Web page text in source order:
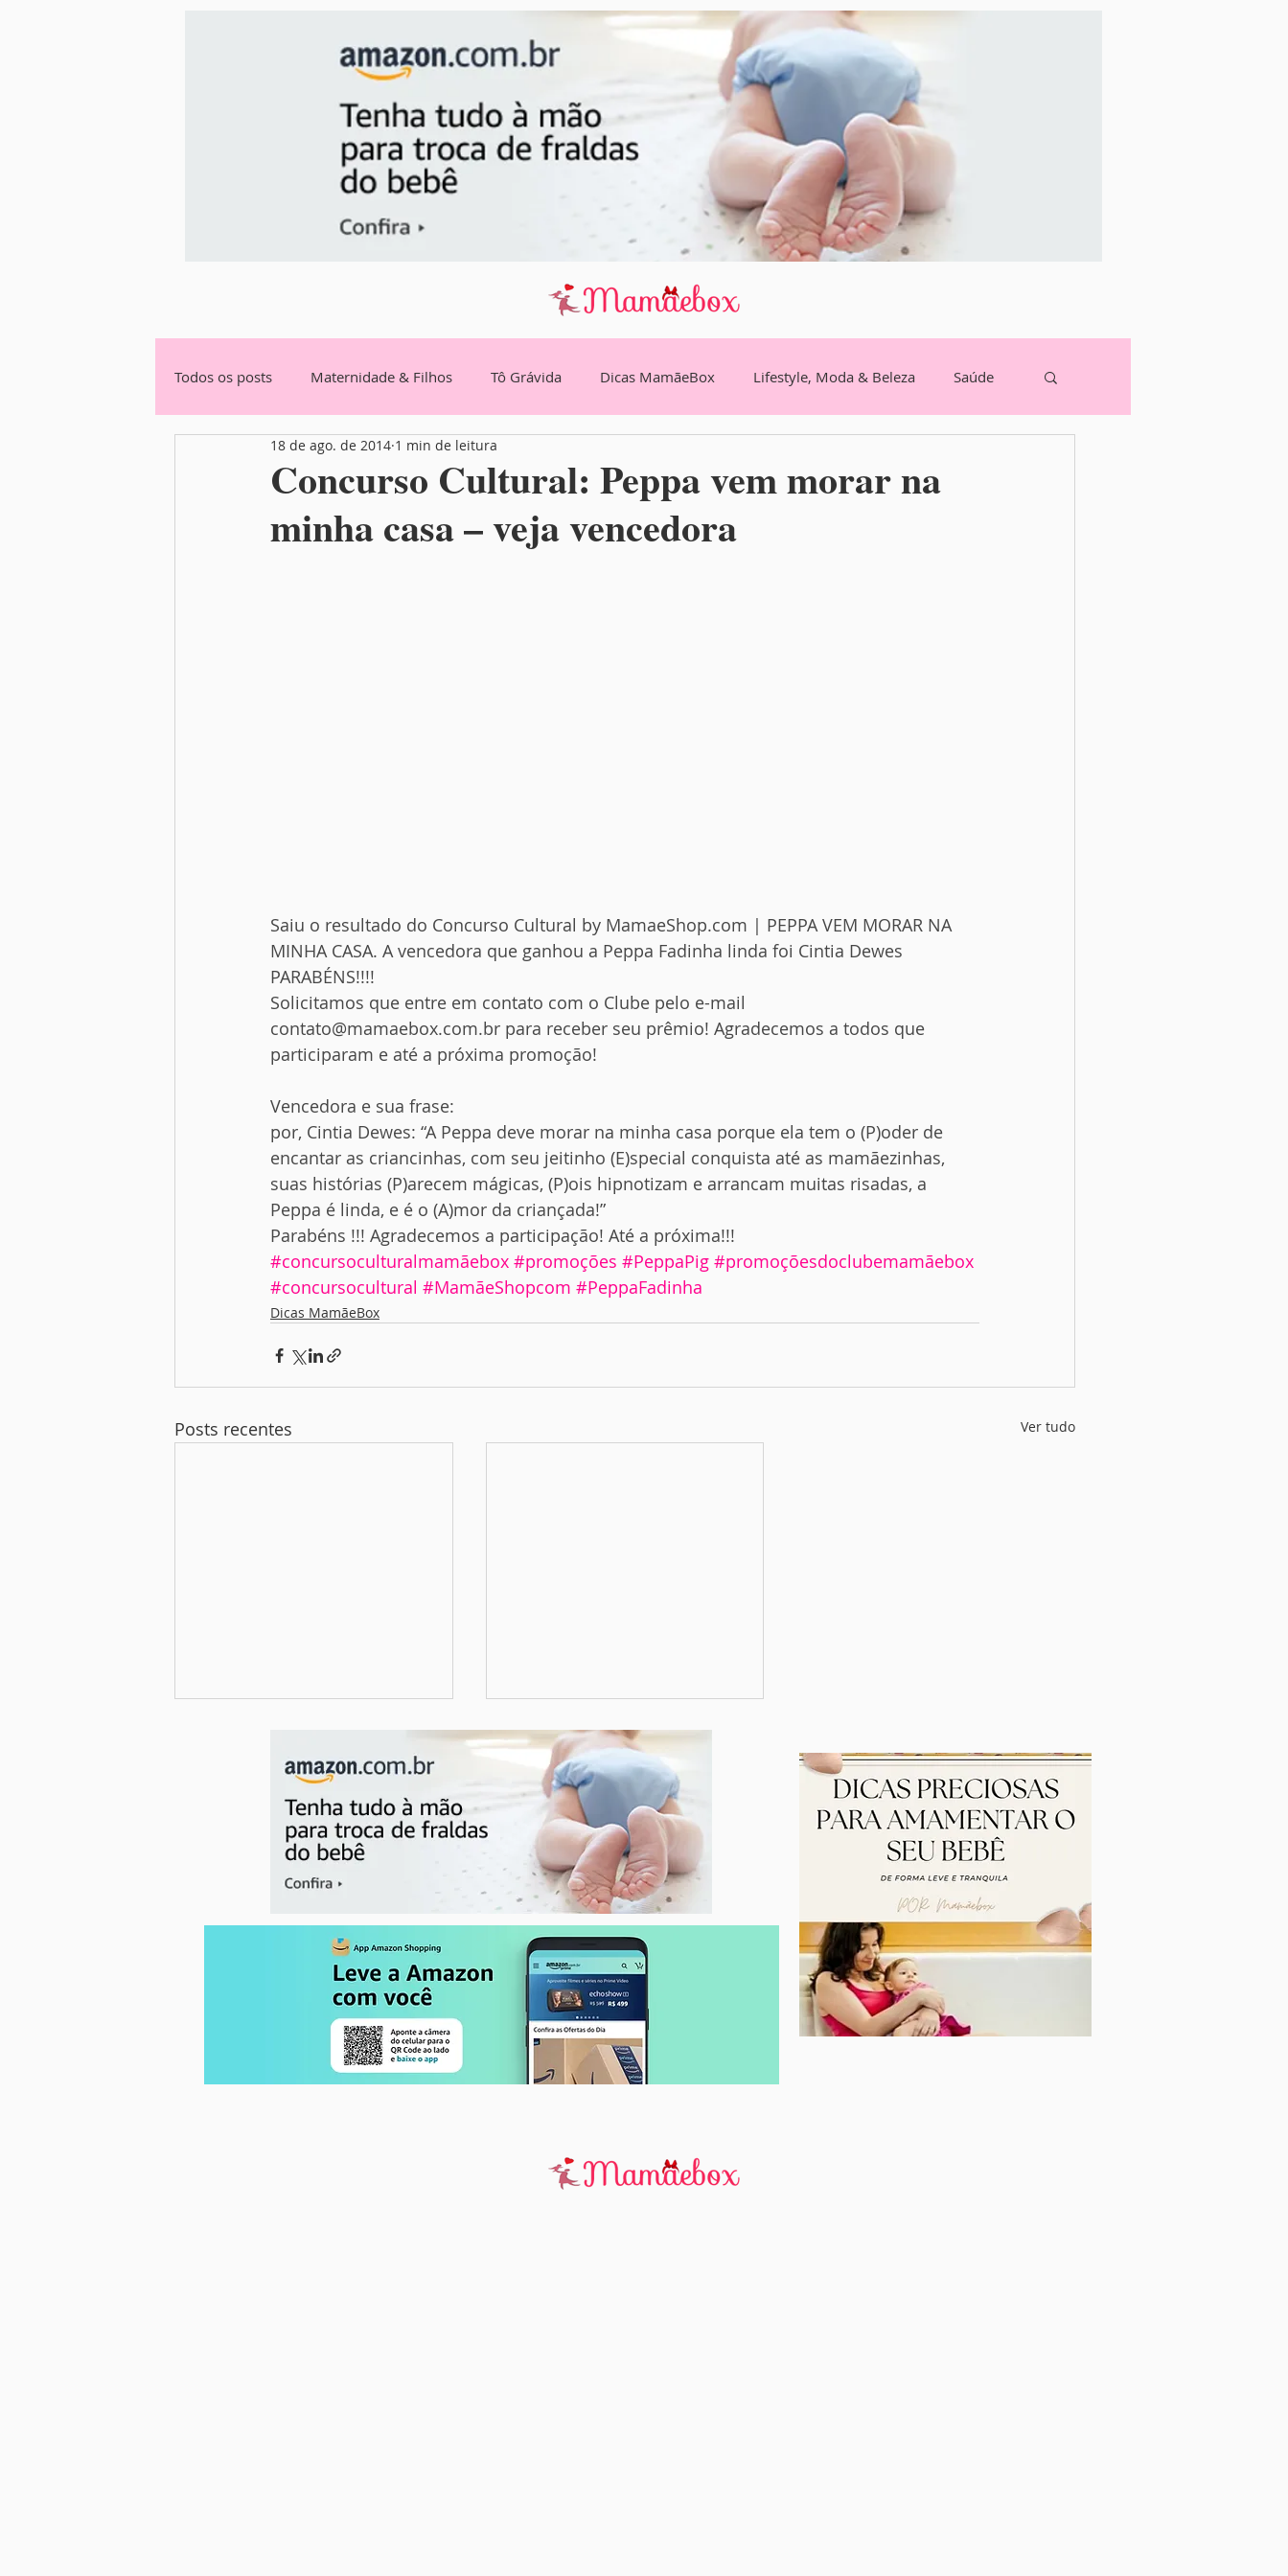
Todos os posts Maternidade & Filhos Tô Grávida Dicas MamãeBox Lifestyle, Moda & Beleza Saúde
Festas MamãeBox Entrevista
Concurso Cultural: Peppa vem morar na
minha casa – veja vencedora
18 de ago. de 2014 1 min de leitura
Saiu o resultado do Concurso Cultural by MamaeShop.com | PEPPA VEM MORAR NA
MINHA CASA. A vencedora que ganhou a Peppa Fadinha linda foi Cintia Dewes
PARABÉNS!!!!
Solicitamos que entre em contato com o Clube pelo e-mail
contato@mamaebox.com.br para receber seu prêmio! Agradecemos a todos que
participaram e até a próxima promoção!
Vencedora e sua frase:
por, Cintia Dewes: “A Peppa deve morar na minha casa porque ela tem o (P)oder de
encantar as criancinhas, com seu jeitinho (E)special conquista até as mamãezinhas,
suas histórias (P)arecem mágicas, (P)ois hipnotizam e arrancam muitas risadas, a
Peppa é linda, e é o (A)mor da criançada!”
Parabéns !!! Agradecemos a participação! Até a próxima!!!
#concursoculturalmamãebox #promoções #PeppaPig #promoçõesdoclubemamãebox
#concursocultural #MamãeShopcom #PeppaFadinha
Dicas MamãeBox
Posts recentes Ver tudo
SeaWorld e Aquatica Orlando:
Férias escolares: sete dicas
simples para viagem de carro
segura e confortável